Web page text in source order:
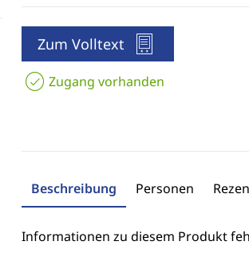
Zum Volltext
Zugang vorhanden
Beschreibung Personen
Informationen zu diesem Produkt